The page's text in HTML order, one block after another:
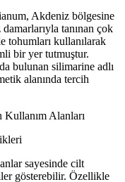
Akdeniz bölgesine
tanınan çok
tohumları kullanılarak
bir yer tutmuştur.
bulunan silimarine adlı
alanında tercih
Alanları
sayesinde cilt
gösterebilir. Özellikle